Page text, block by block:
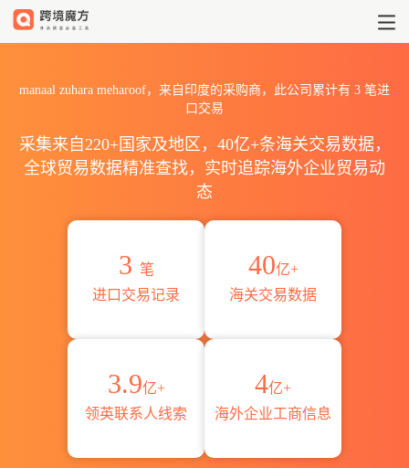
manaal zuhara meharoof，来自印度的采购商，此公司累计有 3 笔进
口交易
采集来自220+国家及地区，40亿+条海关交易数据，
全球贸易数据精准查找，实时追踪海外企业贸易动
态
3 笔
进口交易记录
40亿+
海关交易数据
3.9亿+
领英联系人线索
4亿+
海外企业工商信息